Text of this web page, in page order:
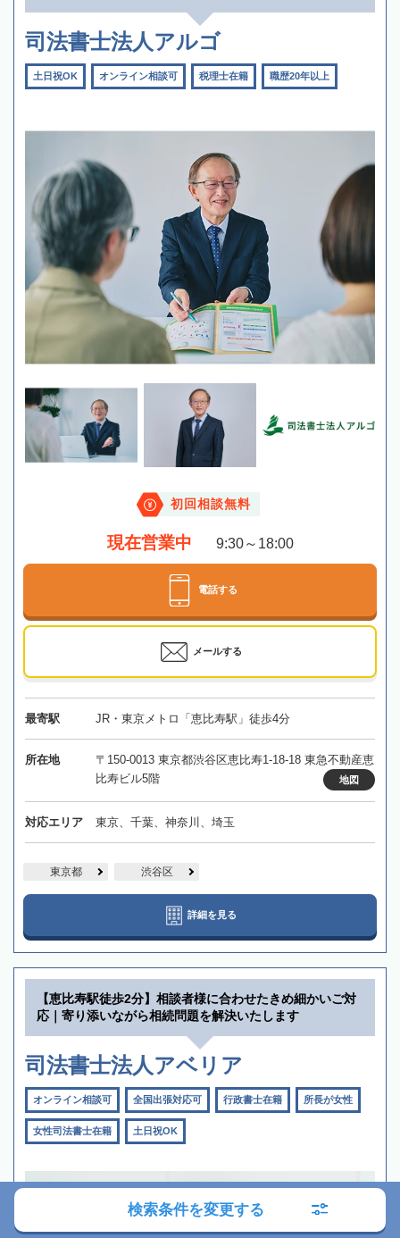
司法書士法人アルゴ
土日祝OK オンライン相談可 税理士在籍 職歴20年以上
初回相談無料
現在営業中 9:30～18:00
電話する
メールする
最寄駅 JR・東京メトロ「恵比寿駅」徒歩4分
所在地
〒150-0013 東京都渋谷区恵比寿1-18-18 東急不動産恵
比寿ビル5階
地図
対応エリア 東京、千葉、神奈川、埼玉
東京都 渋谷区
詳細を見る
【恵比寿駅徒歩2分】相談者様に合わせたきめ細かいご対
応｜寄り添いながら相続問題を解決いたします
司法書士法人アベリア
オンライン相談可 全国出張対応可 行政書士在籍 所長が女性
女性司法書士在籍 土日祝OK
検索条件を変更する